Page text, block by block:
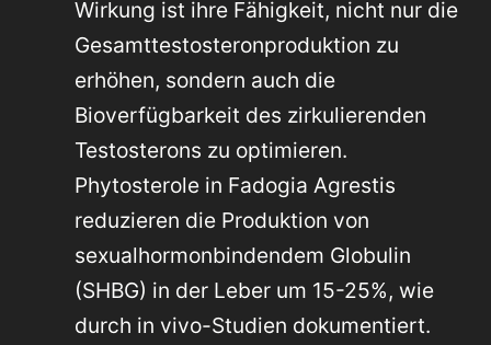
Wirkung ist ihre Fähigkeit, nicht nur die
Gesamttestosteronproduktion zu
erhöhen, sondern auch die
Bioverfügbarkeit des zirkulierenden
Testosterons zu optimieren.
Phytosterole in Fadogia Agrestis
reduzieren die Produktion von
sexualhormonbindendem Globulin
(SHBG) in der Leber um 15-25%, wie
durch in vivo-Studien dokumentiert.